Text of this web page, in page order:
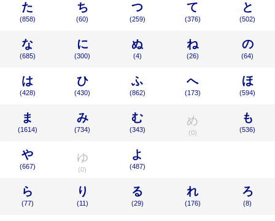
た
(858)
ち
(60)
つ
(259)
て
(376)
と
(502)
な
(685)
に
(300)
ぬ
(4)
ね
(26)
の
(64)
は
(428)
ひ
(430)
ふ
(862)
へ
(173)
ほ
(594)
ま
(1614)
み
(734)
む
(343)
め
(0)
も
(536)
や
(667)
ゆ
(0)
よ
(487)
ら
(77)
り
(11)
る
(29)
れ
(176)
ろ
(8)